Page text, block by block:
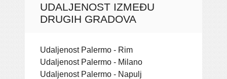
UDALJENOST IZMEĐU
DRUGIH GRADOVA
Udaljenost Palermo - Rim
Udaljenost Palermo - Milano
Udaljenost Palermo - Napulj